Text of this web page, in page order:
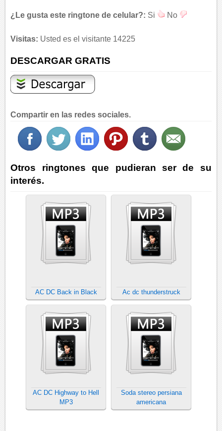
¿Le gusta este ringtone de celular?: Si No
Visitas: Usted es el visitante 14225
DESCARGAR GRATIS
Compartir en las redes sociales.
Otros ringtones que pudieran ser de su
interés.
AC DC Back in Black Ac dc thunderstruck
AC DC Highway to Hell
MP3
Soda stereo persiana
americana